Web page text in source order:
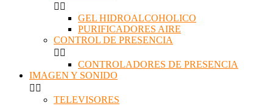
 
GEL HIDROALCOHOLICO
PURIFICADORES AIRE
CONTROL DE PRESENCIA
 
CONTROLADORES DE PRESENCIA
IMAGEN Y SONIDO
 
TELEVISORES